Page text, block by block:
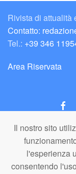
Il nostro sito
l'esperienza
consentendo
Rivista di attualità
Contatto:
Tel.: +39 346
Area Riservata
italiaNATURISTA
Editore e
A.N.ITA.
C.F. 80203710159